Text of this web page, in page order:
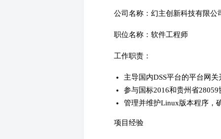
公司名称：幻主创新科技有限公
职位名称：软件工程师
工作职责：
主导国内DSS平台的平台网
参与国标2016和贵州省
管理并维护Linux版本程序，
项目经验